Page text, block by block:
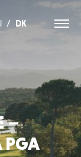
/ DK
–
PGA